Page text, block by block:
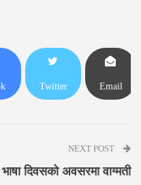
Twitter Email
NEXT POST
भाषा दिवसको अवसरमा वाग्मती